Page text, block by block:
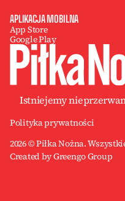
APLIKACJA MOBILNA
App Store
Google Play
Istniejemy
Polityka prywatności
2026 © Piłka Nożna.
Created by Greengo Group